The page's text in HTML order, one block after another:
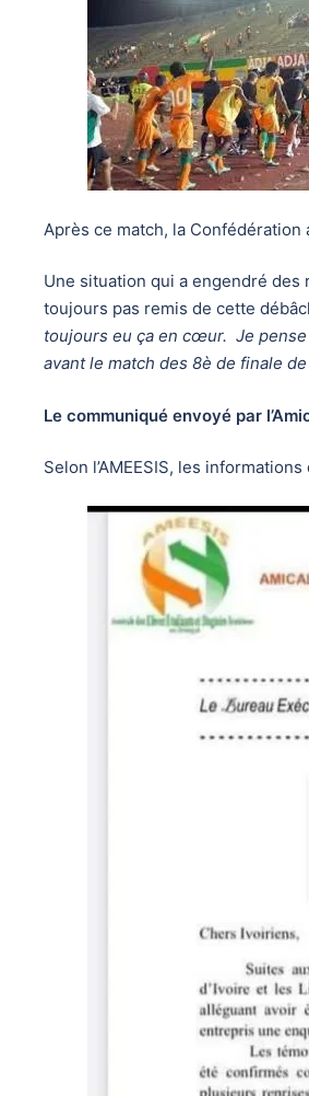
Après ce match, la
Une situation qui a engendré des
toujours pas remis de cette
toujours eu ça en cœur. Je pense
avant le match des 8è de finale
Le communiqué envoyé par
Selon l’AMEESIS, les